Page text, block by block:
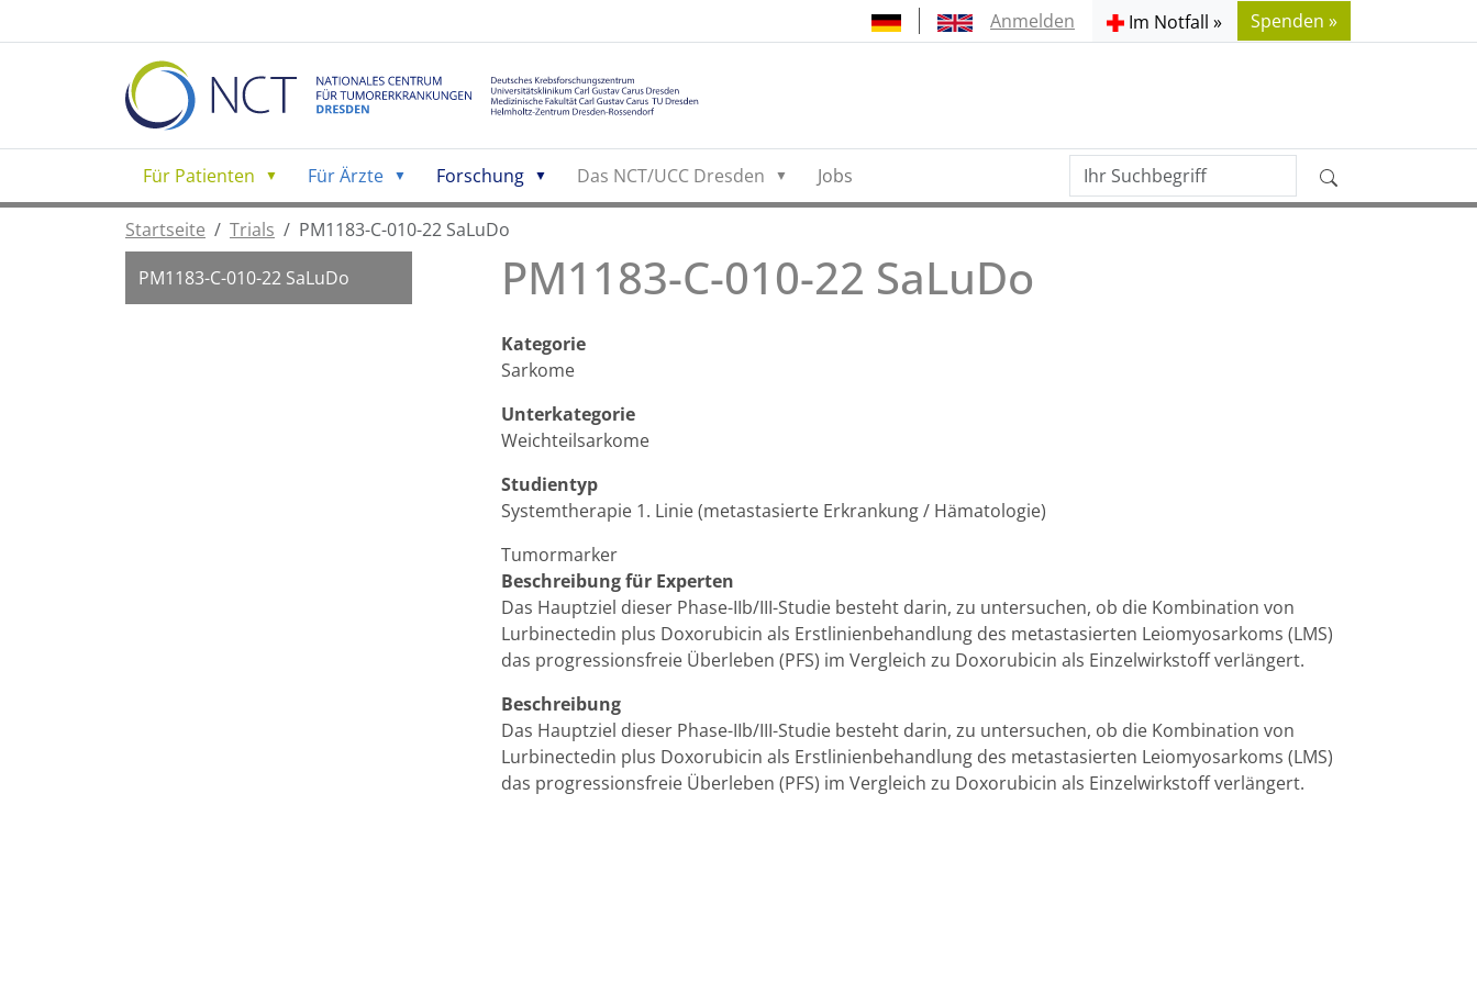
Anmelden Im Notfall » Spenden »
Für Patienten Für Ärzte Forschung Das NCT/UCC Dresden Jobs
Ihr
Suchbegriff
Erweiterte
Suche
Startseite
Trials PM1183-C-010-22 SaLuDo
PM1183-C-010-22 SaLuDo
Kategorie
Sarkome
Unterkategorie
Weichteilsarkome
Studientyp
Systemtherapie 1. Linie (metastasierte Erkrankung / Hämatologie)
Tumormarker
Beschreibung für Experten
Das Hauptziel dieser Phase-IIb/III-Studie besteht darin, zu untersuchen, ob die Kombination von
Lurbinectedin plus Doxorubicin als Erstlinienbehandlung des metastasierten Leiomyosarkoms (LMS)
das progressionsfreie Überleben (PFS) im Vergleich zu Doxorubicin als Einzelwirkstoff verlängert.
Beschreibung
Das Hauptziel dieser Phase-IIb/III-Studie besteht darin, zu untersuchen, ob die Kombination von
Lurbinectedin plus Doxorubicin als Erstlinienbehandlung des metastasierten Leiomyosarkoms (LMS)
das progressionsfreie Überleben (PFS) im Vergleich zu Doxorubicin als Einzelwirkstoff verlängert.
PM1183-C-010-22 SaLuDo